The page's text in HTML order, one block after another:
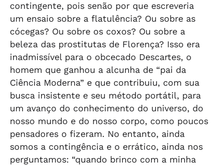
contingente, pois senão por que escreveria
um ensaio sobre a flatulência? Ou sobre as
cócegas? Ou sobre os coxos? Ou sobre a
beleza das prostitutas de Florença? Isso era
inadmissível para o obcecado Descartes, o
homem que ganhou a alcunha de “pai da
Ciência Moderna” e que contribuiu, com sua
busca insistente e seu método portátil, para
um avanço do conhecimento do universo, do
nosso mundo e do nosso corpo, como poucos
pensadores o fizeram. No entanto, ainda
somos a contingência e o errático, ainda nos
perguntamos: “quando brinco com a minha